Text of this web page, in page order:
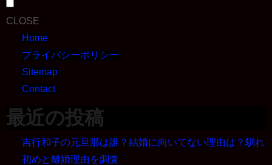
CLOSE
Home
プライバシーポリシー
Sitemap
Contact
最近の投稿
吉行和子の元旦那は誰？結婚に向いてない理由は？馴れ
初めと離婚理由を調査